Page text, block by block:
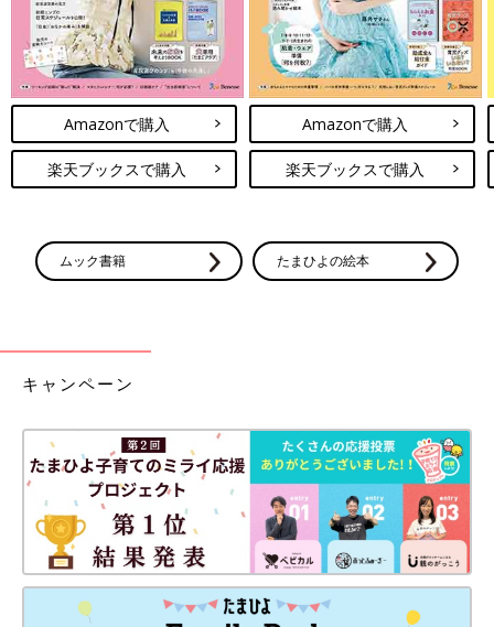
Amazonで購入
楽天ブックスで購入
Amazonで購入
楽天ブックスで購入
ムック書籍 たまひよの絵本
キャンペーン